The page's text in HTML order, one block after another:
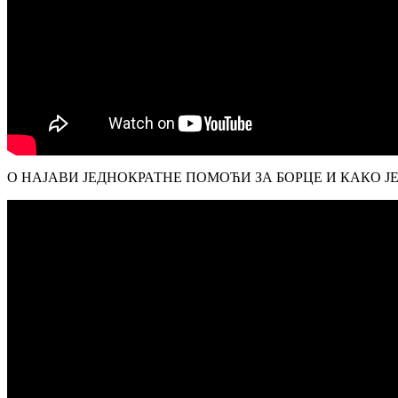
О НАЈАВИ ЈЕДНОКРАТНЕ ПОМОЋИ ЗА БОРЦЕ И КАКО